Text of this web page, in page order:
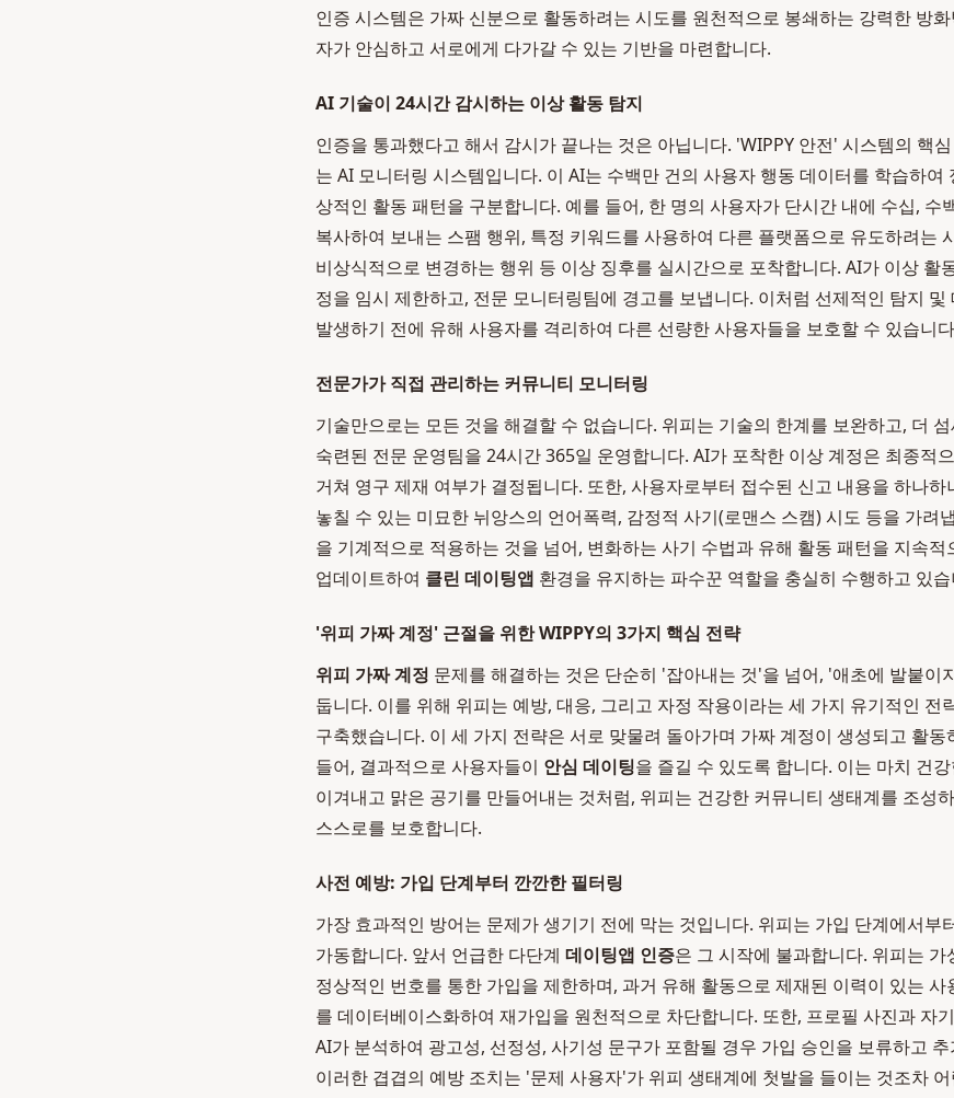
인증 시스템은 가짜 신분으로 활동하려는 시도를 원천적으로 봉쇄하는 강력한 방
자가 안심하고 서로에게 다가갈 수 있는 기반을 마련합니다.
AI 기술이 24시간 감시하는 이상 활동 탐지
인증을 통과했다고 해서 감시가 끝나는 것은 아닙니다. 'WIPPY 안전' 시스템의 핵
는 AI 모니터링 시스템입니다. 이 AI는 수백만 건의 사용자 행동 데이터를 학습하여
상적인 활동 패턴을 구분합니다. 예를 들어, 한 명의 사용자가 단시간 내에 수십, 수
복사하여 보내는 스팸 행위, 특정 키워드를 사용하여 다른 플랫폼으로 유도하려는
비상식적으로 변경하는 행위 등 이상 징후를 실시간으로 포착합니다. AI가 이상 활
정을 임시 제한하고, 전문 모니터링팀에 경고를 보냅니다. 이처럼 선제적인 탐지
발생하기 전에 유해 사용자를 격리하여 다른 선량한 사용자들을 보호할 수 있습니
전문가가 직접 관리하는 커뮤니티 모니터링
기술만으로는 모든 것을 해결할 수 없습니다. 위피는 기술의 한계를 보완하고, 더
숙련된 전문 운영팀을 24시간 365일 운영합니다. AI가 포착한 이상 계정은 최종적
거쳐 영구 제재 여부가 결정됩니다. 또한, 사용자로부터 접수된 신고 내용을 하나
놓칠 수 있는 미묘한 뉘앙스의 언어폭력, 감정적 사기(로맨스 스캠) 시도 등을 가려
을 기계적으로 적용하는 것을 넘어, 변화하는 사기 수법과 유해 활동 패턴을 지속
업데이트하여 클린 데이팅앱 환경을 유지하는 파수꾼 역할을 충실히 수행하고 있
'위피 가짜 계정' 근절을 위한 WIPPY의 3가지 핵심 전략
위피 가짜 계정 문제를 해결하는 것은 단순히 '잡아내는 것'을 넘어, '애초에 발붙이
둡니다. 이를 위해 위피는 예방, 대응, 그리고 자정 작용이라는 세 가지 유기적인 전
구축했습니다. 이 세 가지 전략은 서로 맞물려 돌아가며 가짜 계정이 생성되고 활
들어, 결과적으로 사용자들이 안심 데이팅을 즐길 수 있도록 합니다. 이는 마치 건
이겨내고 맑은 공기를 만들어내는 것처럼, 위피는 건강한 커뮤니티 생태계를 조성
스스로를 보호합니다.
사전 예방: 가입 단계부터 깐깐한 필터링
가장 효과적인 방어는 문제가 생기기 전에 막는 것입니다. 위피는 가입 단계에서부
가동합니다. 앞서 언급한 다단계 데이팅앱 인증은 그 시작에 불과합니다. 위피는
정상적인 번호를 통한 가입을 제한하며, 과거 유해 활동으로 제재된 이력이 있는
를 데이터베이스화하여 재가입을 원천적으로 차단합니다. 또한, 프로필 사진과 자
AI가 분석하여 광고성, 선정성, 사기성 문구가 포함될 경우 가입 승인을 보류하고
이러한 겹겹의 예방 조치는 '문제 사용자'가 위피 생태계에 첫발을 들이는 것조차